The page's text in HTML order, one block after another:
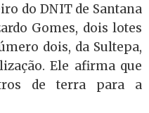
do DNIT de Santana
Gomes, dois lotes
dois, da Sultepa,
Ele afirma que
de terra para a